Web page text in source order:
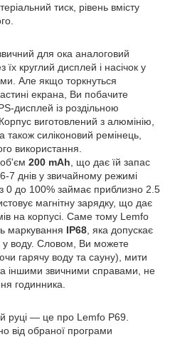
тиск, рівень вмісту
для ока аналоговий
круглий дисплей і насічок у
Але якщо торкнуться
екрана, Ви побачите
дисплей із роздільною
виготовлений з алюмінію,
силіконовий ремінець,
використання.
200 mAh , що дає їй запас
7 днів у звичайному режимі
0 до 100% займає приблизно 2.5
магнітну зарядку, що дає
на корпусі. Саме тому Lemfo
маркування IP68 , яка допускає
у воду. Словом, Ви можете
гарячу воду та сауну), мити
іншими звичними справами, не
годинника.
руці — це про Lemfo P69.
від обраної програми